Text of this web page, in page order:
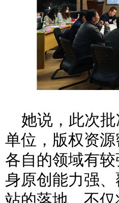
她说，此次
单位，版权资
各自的领域有
身原创能力强